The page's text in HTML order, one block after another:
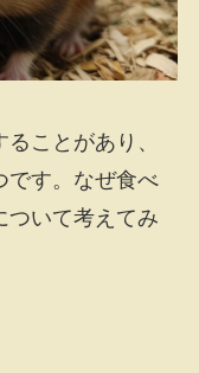
ことがあり、
です。なぜ食べ
ついて考えてみ